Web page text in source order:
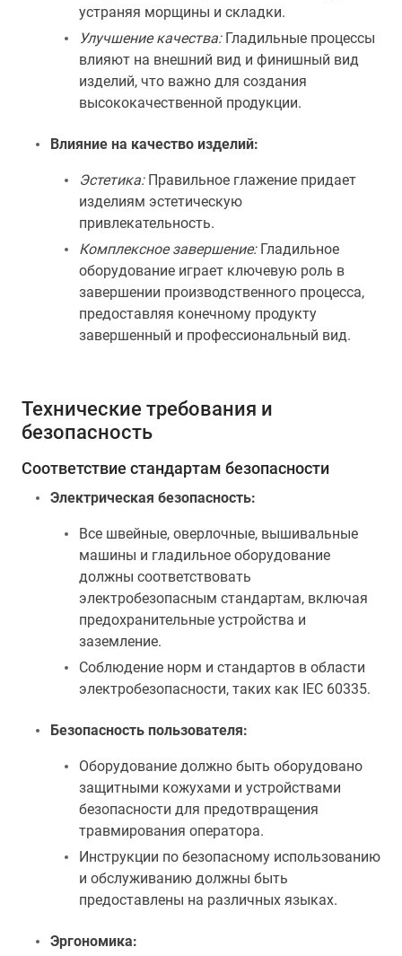
устраняя морщины и складки.
Улучшение качества:Гладильные процессы
влияют на внешний вид и финишный вид
изделий, что важно для создания
высококачественной продукции.
Влияние на качество изделий:
Эстетика:Правильное глажение придает
изделиям эстетическую
привлекательность.
Комплексное завершение:Гладильное
оборудование играет ключевую роль в
завершении производственного процесса,
предоставляя конечному продукту
завершенный и профессиональный вид.
Технические требования и
безопасность
Соответствие стандартам безопасности
Электрическая безопасность:
Все швейные, оверлочные, вышивальные
машины и гладильное оборудование
должны соответствовать
электробезопасным стандартам, включая
предохранительные устройства и
заземление.
Соблюдение норм и стандартов в области
электробезопасности, таких как IEC 60335.
Безопасность пользователя:
Оборудование должно быть оборудовано
защитными кожухами и устройствами
безопасности для предотвращения
травмирования оператора.
Инструкции по безопасному использованию
и обслуживанию должны быть
предоставлены на различных языках.
Эргономика: